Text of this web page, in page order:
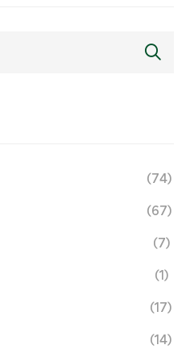
(74)
(67)
(7)
(1)
(17)
(14)